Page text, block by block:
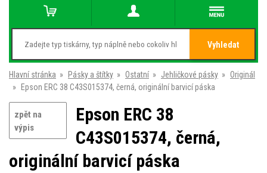
Vyhledat
Hlavní stránka » Pásky a štítky » Ostatní » Jehličkové pásky » Originál
»
Epson ERC 38 C43S015374, černá, originální barvicí páska
zpět na
výpis
Epson ERC 38
C43S015374, černá,
originální barvicí páska